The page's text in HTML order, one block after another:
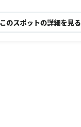
このスポットの詳細を見る